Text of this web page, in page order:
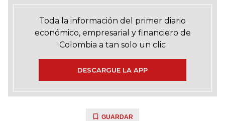
Toda la información del primer diario
económico, empresarial y financiero de
Colombia a tan solo un clic
DESCARGUE LA APP
GUARDAR